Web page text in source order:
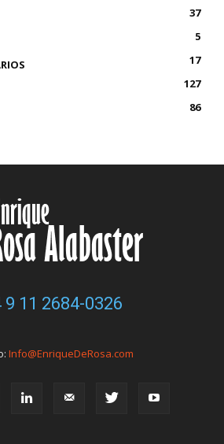
37
5
17
127
86
9 11 2684-0326
Info@EnriqueDeRosa.com